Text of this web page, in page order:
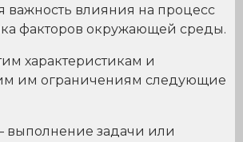
важность влияния на процесс
факторов окружающей среды.
характеристикам и
им ограничениям следующие
выполнение задачи или